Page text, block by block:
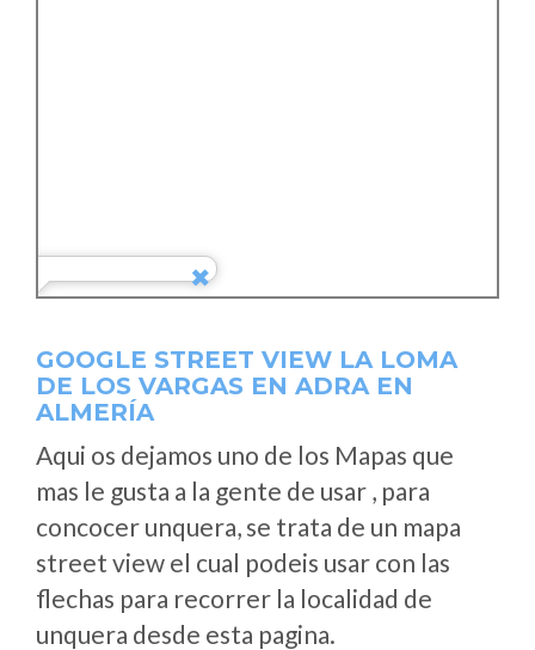
GOOGLE STREET VIEW LA LOMA
DE LOS VARGAS EN ADRA EN
ALMERÍA
Aqui os dejamos uno de los Mapas que
mas le gusta a la gente de usar , para
concocer unquera, se trata de un mapa
street view el cual podeis usar con las
flechas para recorrer la localidad de
unquera desde esta pagina.